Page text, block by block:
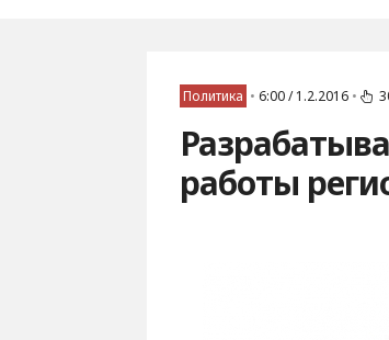
Политика • 6:00 / 1.2.2016 •
работы